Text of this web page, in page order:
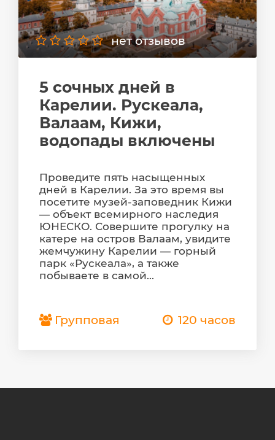
нет отзывов
5 сочных дней в
Карелии. Рускеала,
Валаам, Кижи,
водопады включены
Проведите пять насыщенных
дней в Карелии. За это время вы
посетите музей-заповедник Кижи
— объект всемирного наследия
ЮНЕСКО. Совершите прогулку на
катере на остров Валаам, увидите
жемчужину Карелии — горный
парк «Рускеала», а также
побываете в самой...
Групповая 120 часов